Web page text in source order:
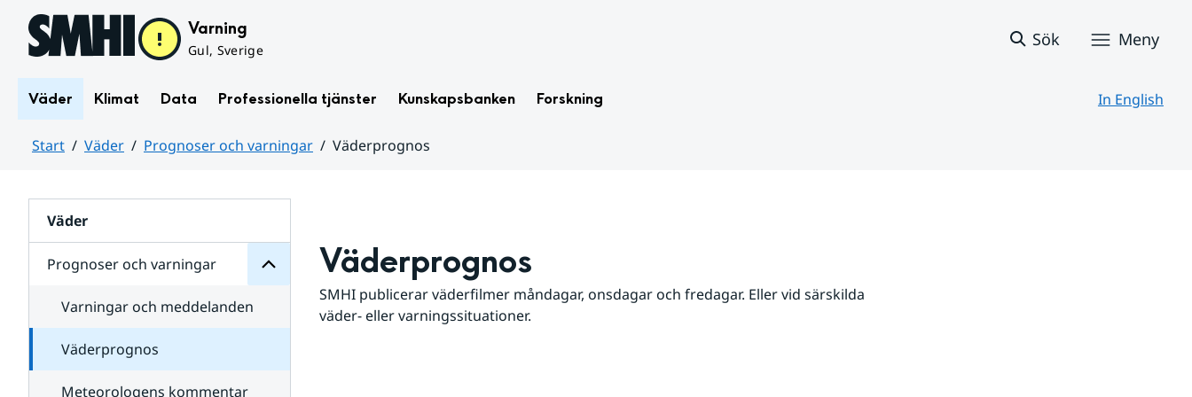
Hoppa till sidans innehåll Varning
Gul, Sverige
Sök Meny
Väder Klimat Data Professionella tjänster Kunskapsbanken Forskning In English
Start Väder Prognoser och varningar
Väderprognos
Väder
Prognoser och varningar
för
varningar
Varningar och meddelanden
Väderprognos
Meteorologens kommentar
Väderprognos
SMHI publicerar väderfilmer måndagar, onsdagar och fredagar. Eller vid särskilda
väder- eller varningssituationer.